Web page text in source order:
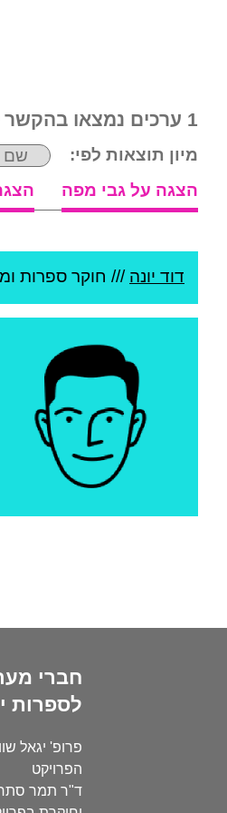
1 ערכים נמצאו בהקשר לנושא:
מיון תוצאות לפי:
הצגה על גבי מפה
דוד יונה /// חוקר ספרות
חברי
לספרות
פרופ' יגאל
הפרויקט
ד"ר תמר סתר